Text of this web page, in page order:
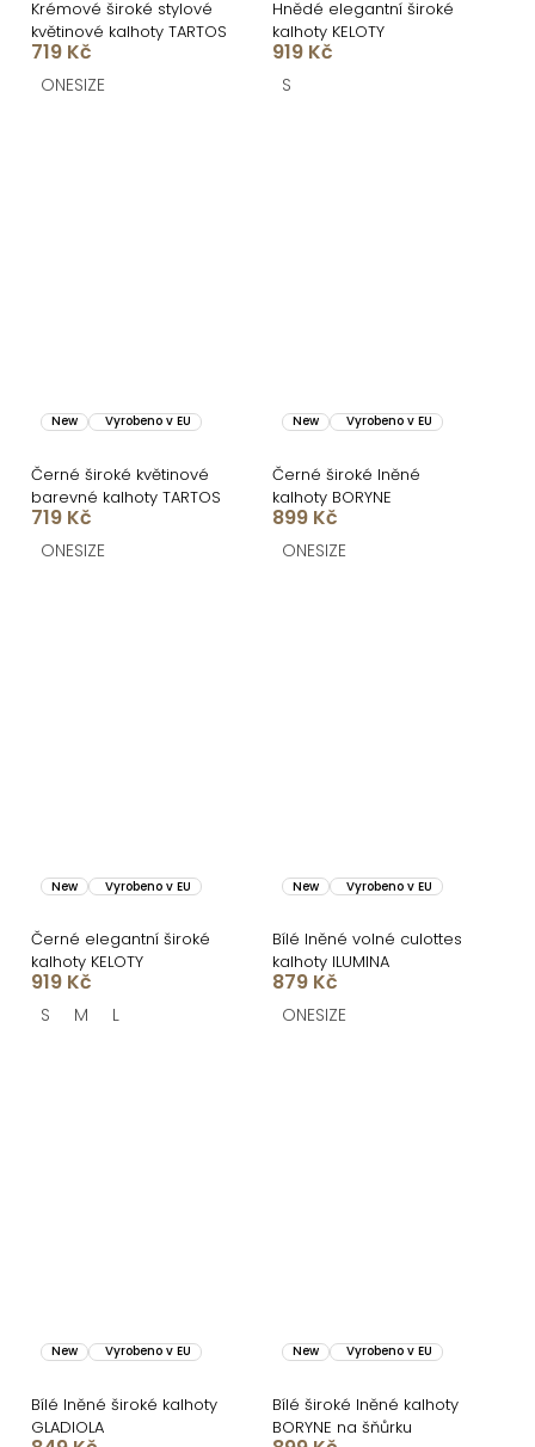
Krémové široké stylové
květinové kalhoty TARTOS
719 Kč
ONESIZE
Hnědé elegantní široké
kalhoty KELOTY
919 Kč
S
New Vyrobeno v EU
Černé široké květinové
barevné kalhoty TARTOS
719 Kč
ONESIZE
New Vyrobeno v EU
Černé široké lněné
kalhoty BORYNE
899 Kč
ONESIZE
New Vyrobeno v EU
Černé elegantní široké
kalhoty KELOTY
919 Kč
S M L
New Vyrobeno v EU
Bílé lněné volné culottes
kalhoty ILUMINA
879 Kč
ONESIZE
New Vyrobeno v EU
Bílé lněné široké kalhoty
GLADIOLA
New Vyrobeno v EU
Bílé široké lněné kalhoty
BORYNE na šňůrku